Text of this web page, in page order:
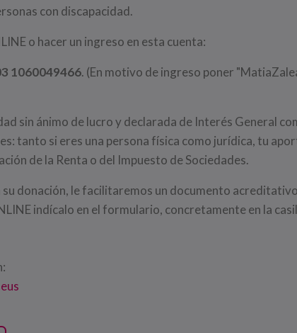
con discapacidad.
o hacer un ingreso en esta cuenta:
1060049466. (En motivo de ingreso poner
sin ánimo de lucro y declarada de Interés General
tanto si eres una persona física como jurídica, tu
de la Renta o del Impuesto de Sociedades.
su donación, le facilitaremos un documento
indícalo en el formulario, concretamente en la